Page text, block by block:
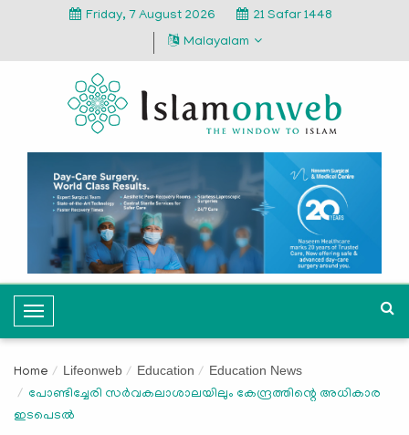
Friday, 7 August 2026
21 Safar 1448
Malayalam
T
o
g
l
e
Home Lifeonweb Education Education News
പോണ്ടിച്ചേരി സര്‍വകലാശാലയിലും കേന്ദ്രത്തിന്റെ അധികാര
ഇടപെടല്‍